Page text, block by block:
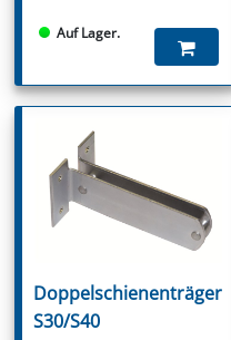
Auf Lager.
Doppelschienenträger
S30/S40